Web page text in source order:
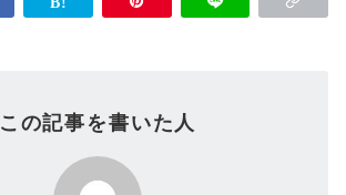
この記事を書いた人